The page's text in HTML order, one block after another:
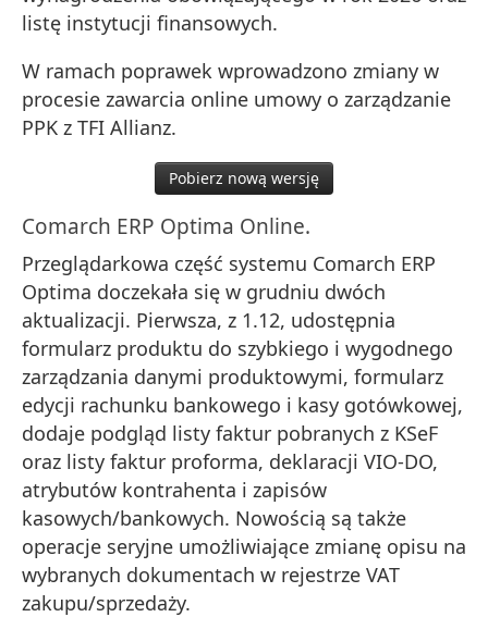
listę instytucji finansowych.
W ramach poprawek wprowadzono zmiany w
procesie zawarcia online umowy o zarządzanie
PPK z TFI Allianz.
Pobierz nową wersję
Comarch ERP Optima Online.
Przeglądarkowa część systemu Comarch ERP
Optima doczekała się w grudniu dwóch
aktualizacji. Pierwsza, z 1.12, udostępnia
formularz produktu do szybkiego i wygodnego
zarządzania danymi produktowymi, formularz
edycji rachunku bankowego i kasy gotówkowej,
dodaje podgląd listy faktur pobranych z KSeF
oraz listy faktur proforma, deklaracji VIO-DO,
atrybutów kontrahenta i zapisów
kasowych/bankowych. Nowością są także
operacje seryjne umożliwiające zmianę opisu na
wybranych dokumentach w rejestrze VAT
zakupu/sprzedaży.